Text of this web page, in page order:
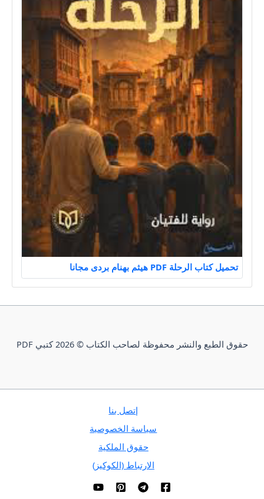
تحميل كتاب الرحلة PDF هيثم بهنام بردى مجانا
حقوق الطبع والنشر محفوظة لصاحب الكتاب © 2026 كتبي PDF
إتصل بنا
سياسة الخصوصية
حقوق الملكية
الارتباط (الكوكيز)